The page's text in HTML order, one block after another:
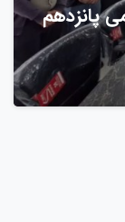
پانزدهم